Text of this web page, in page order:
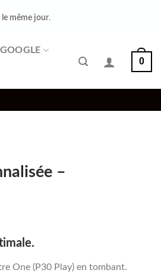
le même jour.
GOOGLE
0
–
One (P30 Play) en tombant.